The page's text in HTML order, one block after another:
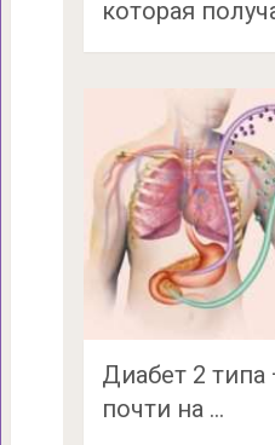
которая
Диабет 2
почти на …